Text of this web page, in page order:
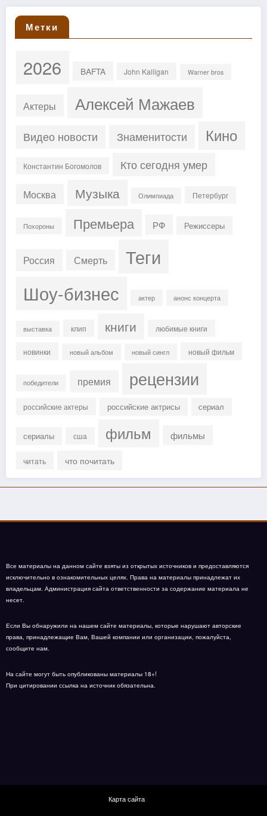
Метки
2026 BAFTA John Kalligan Warner bros
Актеры Алексей Мажаев
Видео новости Знаменитости Кино
Константин Богомолов Кто сегодня умер
Москва Музыка Олимпиада Петербург
Похороны Премьера РФ Режиссеры
Россия Смерть Теги
Шоу-бизнес актер анонс концерта
выставка клип книги любимые книги
новинки новый альбом новый сингл новый фильм
победители премия рецензии
российские актеры российские актрисы сериал
сериалы сша фильм фильмы
читать что почитать
Все материалы на данном сайте взяты из открытых источников и предоставляются
исключительно в ознакомительных целях. Права на материалы принадлежат их
владельцам. Администрация сайта ответственности за содержание материала не
несет.
Если Вы обнаружили на нашем сайте материалы, которые нарушают авторские
права, принадлежащие Вам, Вашей компании или организации, пожалуйста,
сообщите нам.
На сайте могут быть опубликованы материалы 18+!
При цитировании ссылка на источник обязательна.
Карта сайта